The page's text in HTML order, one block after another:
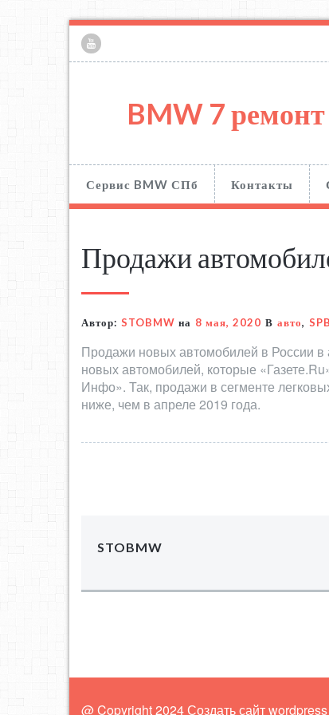
BMW 7
Сервис BMW СПб Контакты
Продажи
Автор: STOBMW на 8 мая, 2020 В авто, SPB
Продажи новых автомобилей в России в
новых автомобилей, которые
Инфо». Так, продажи в сегменте
ниже, чем в апреле 2019 года.
STOBMW
@ Copyright 2024 Создать сайт